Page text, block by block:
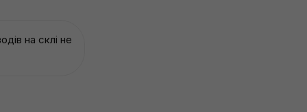
на склі не